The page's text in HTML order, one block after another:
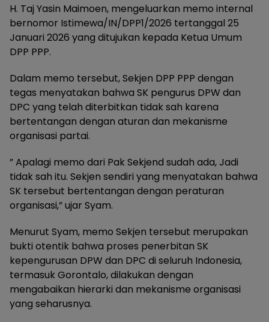
H. Taj Yasin Maimoen, mengeluarkan memo internal
bernomor Istimewa/IN/DPP1/2026 tertanggal 25
Januari 2026 yang ditujukan kepada Ketua Umum
DPP PPP.
Dalam memo tersebut, Sekjen DPP PPP dengan
tegas menyatakan bahwa SK pengurus DPW dan
DPC yang telah diterbitkan tidak sah karena
bertentangan dengan aturan dan mekanisme
organisasi partai.
” Apalagi memo dari Pak Sekjend sudah ada, Jadi
tidak sah itu. Sekjen sendiri yang menyatakan bahwa
SK tersebut bertentangan dengan peraturan
organisasi,” ujar Syam.
Menurut Syam, memo Sekjen tersebut merupakan
bukti otentik bahwa proses penerbitan SK
kepengurusan DPW dan DPC di seluruh Indonesia,
termasuk Gorontalo, dilakukan dengan
mengabaikan hierarki dan mekanisme organisasi
yang seharusnya.